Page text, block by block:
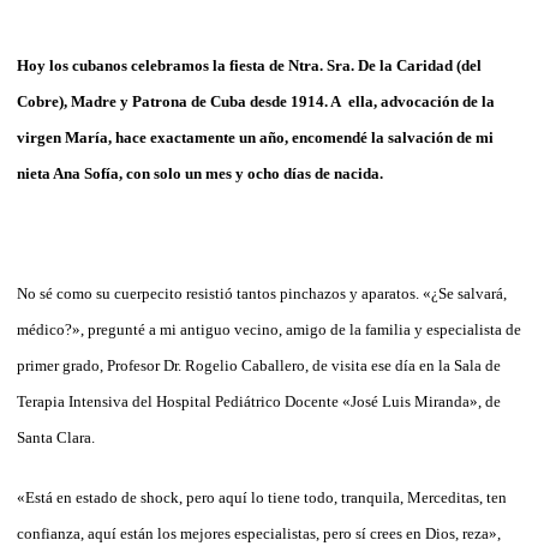
Hoy los cubanos celebramos la fiesta de Ntra. Sra. De la Caridad (del
Cobre), Madre y Patrona de Cuba desde 1914. A ella, advocación de la
virgen María, hace exactamente un año, encomendé la salvación de mi
nieta Ana Sofía, con solo un mes y ocho días de nacida.
No sé como su cuerpecito resistió tantos pinchazos y aparatos. «¿Se salvará,
médico?», pregunté a mi antiguo vecino, amigo de la familia y especialista de
primer grado, Profesor Dr. Rogelio Caballero, de visita ese día en la Sala de
Terapia Intensiva del Hospital Pediátrico Docente «José Luis Miranda», de
Santa Clara.
«Está en estado de shock, pero aquí lo tiene todo, tranquila, Merceditas, ten
confianza, aquí están los mejores especialistas, pero sí crees en Dios, reza»,